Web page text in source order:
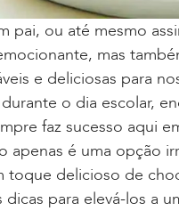
pai, ou até mesmo
mas
e deliciosas para
o dia escolar,
faz sucesso aqui
apenas é uma opção
toque delicioso de
dicas para elevá-los a